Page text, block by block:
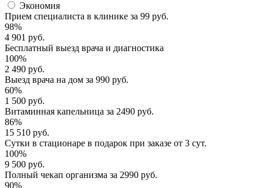
Экономия
Прием специалиста в клинике за 99 руб.
98%
4 901 руб.
Бесплатный выезд врача и диагностика
100%
2 490 руб.
Выезд врача на дом за 990 руб.
60%
1 500 руб.
Витаминная капельница за 2490 руб.
86%
15 510 руб.
Сутки в стационаре в подарок при заказе от 3 сут.
100%
9 500 руб.
Полный чекап организма за 2990 руб.
90%